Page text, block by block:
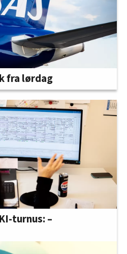
fra lørdag
turnus: –